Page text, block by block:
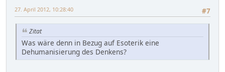
#7
27. April 2012, 10:28:40
Zitat
Was wäre denn in Bezug auf Esoterik eine
Dehumanisierung des Denkens?